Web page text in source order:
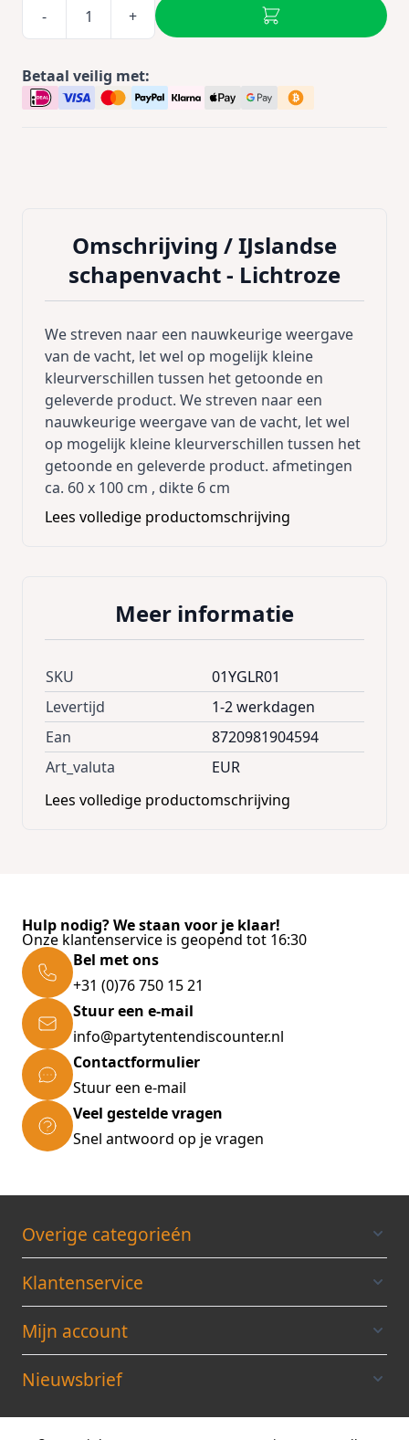
- +
Betaal veilig met:
Omschrijving /IJslandse
schapenvacht - Lichtroze
We streven naar een nauwkeurige weergave
van de vacht, let wel op mogelijk kleine
kleurverschillen tussen het getoonde en
geleverde product. We streven naar een
nauwkeurige weergave van de vacht, let wel
op mogelijk kleine kleurverschillen tussen het
getoonde en geleverde product. afmetingen
ca. 60 x 100 cm , dikte 6 cm
Lees volledige productomschrijving
Meer informatie
SKU
01YGLR01
Levertijd
1-2 werkdagen
Ean
8720981904594
Art_valuta
EUR
Lees volledige productomschrijving
Hulp nodig? We staan voor je klaar!
Onze klantenservice is geopend tot 16:30
Bel met ons
+31 (0)76 750 15 21
Stuur een e-mail
info@partytentendiscounter.nl
Contactformulier
Stuur een e-mail
Veel gestelde vragen
Snel antwoord op je vragen
Overige categorieén
Klantenservice
Mijn account
Nieuwsbrief